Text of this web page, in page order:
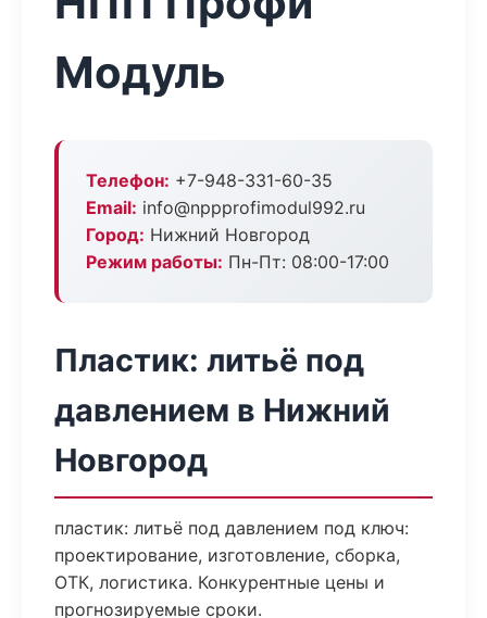
Модуль
Телефон: +7-948-331-60-35
Email: info@nppprofimodul992.ru
Город: Нижний Новгород
Режим работы: Пн-Пт: 08:00-17:00
Пластик: литьё под
давлением в Нижний
Новгород
пластик: литьё под давлением под ключ:
проектирование, изготовление, сборка,
ОТК, логистика. Конкурентные цены и
прогнозируемые сроки.